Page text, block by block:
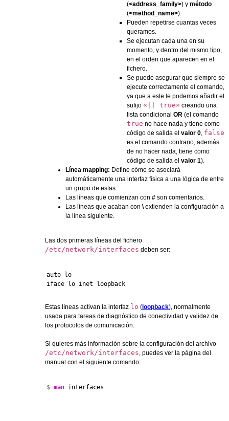
(<address_family>) y método
(<method_name>).
Pueden repetirse cuantas veces
queramos.
Se ejecutan cada una en su
momento, y dentro del mismo tipo,
en el orden que aparecen en el
fichero.
Se puede asegurar que siempre se
ejecute correctamente el comando,
ya que a este le podemos añadir el
sufijo «|| true» creando una
lista condicional OR (el comando
true no hace nada y tiene como
código de salida el valor 0, false
es el comando contrario, además
de no hacer nada, tiene como
código de salida el valor 1).
Línea mapping: Define cómo se asociará
automáticamente una interfaz física a una lógica de entre
un grupo de estas.
Las líneas que comienzan con # son comentarios.
Las líneas que acaban con \extienden la configuración a
la línea siguiente.
Las dos primeras líneas del fichero
/etc/network/interfaces deben ser:
auto lo
iface lo inet loopback
Estas líneas activan la interfaz lo (loopback), normalmente
usada para tareas de diagnóstico de conectividad y validez de
los protocolos de comunicación.
Si quieres más información sobre la configuración del archivo
/etc/network/interfaces, puedes ver la página del
manual con el siguiente comando:
$ man interfaces